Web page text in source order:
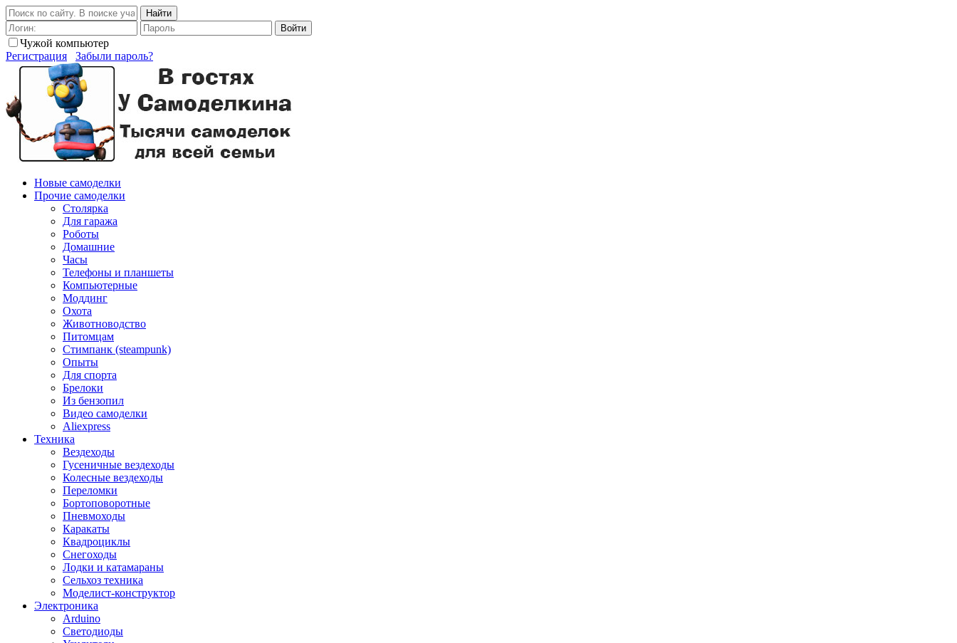
Найти
Войти
Чужой компьютер
Регистрация
Забыли пароль?
Новые самоделки
Прочие самоделки
Столярка
Для гаража
Роботы
Домашние
Часы
Телефоны и планшеты
Компьютерные
Моддинг
Охота
Животноводство
Питомцам
Стимпанк (steampunk)
Опыты
Для спорта
Брелоки
Из бензопил
Видео самоделки
Aliexpress
Техника
Вездеходы
Гусеничные вездеходы
Колесные вездеходы
Переломки
Бортоповоротные
Пневмоходы
Каракаты
Квадроциклы
Снегоходы
Лодки и катамараны
Сельхоз техника
Моделист-конструктор
Электроника
Arduino
Светодиоды